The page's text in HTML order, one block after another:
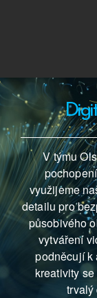
V týmu
využijeme
detailu pro
působivého
vytváření
podněcují k
kreativity
trvalý